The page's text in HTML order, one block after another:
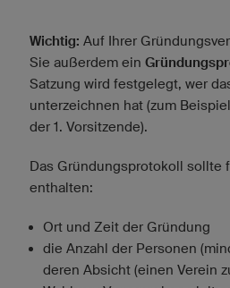
Wichtig: Auf Ihrer
Sie außerdem ein
Satzung wird festgelegt, wer
unterzeichnen hat (zum
der 1. Vorsitzende).
Das Gründungsprotokoll sollte
enthalten:
Ort und Zeit der Gründung
die Anzahl der Personen
deren Absicht (einen Verein